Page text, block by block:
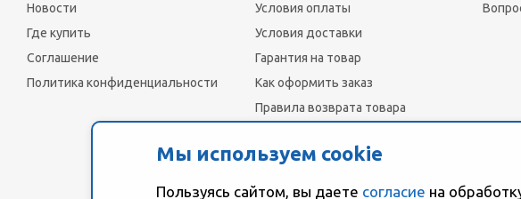
Мы используем cookie
Пользуясь сайтом, вы даете согласие на
Новости
Где купить
Соглашение
Политика конфиденциальности
Условия оплаты
Условия доставки
Гарантия на товар
Как оформить заказ
Правила возврата товара